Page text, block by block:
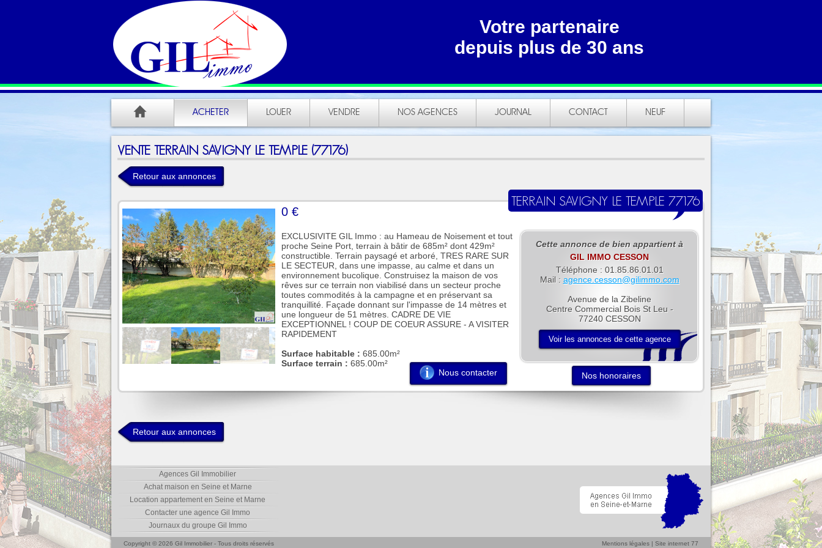
Votre partenaire
depuis plus de 30 ans
ACHETER LOUER VENDRE NOS AGENCES JOURNAL CONTACT NEUF
VENTE TERRAIN SAVIGNY LE TEMPLE (77176)
Retour aux annonces
TERRAIN SAVIGNY LE TEMPLE 77176
0 €
EXCLUSIVITE GIL Immo : au Hameau de Noisement et tout
proche Seine Port, terrain à bâtir de 685m² dont 429m²
constructible. Terrain paysagé et arboré, TRES RARE SUR
LE SECTEUR, dans une impasse, au calme et dans un
environnement bucolique. Construisez la maison de vos
rêves sur ce terrain non viabilisé dans un secteur proche
toutes commodités à la campagne et en préservant sa
tranquillité. Façade donnant sur l'impasse de 14 mètres et
une longueur de 51 mètres. CADRE DE VIE
EXCEPTIONNEL ! COUP DE COEUR ASSURE - A VISITER
RAPIDEMENT
Surface habitable : 685.00m²
Surface terrain : 685.00m²
Nous contacter
Cette annonce de bien appartient à
GIL IMMO CESSON
Téléphone : 01.85.86.01.01
Mail : agence.cesson@gilimmo.com
Avenue de la Zibeline
Centre Commercial Bois St Leu -
77240 CESSON
Nos honoraires
Retour aux annonces
Agences Gil Immobilier
Achat maison en Seine et Marne
Location appartement en Seine et Marne
Contacter une agence Gil Immo
Journaux du groupe Gil Immo
Copyright © 2026 Gil Immobilier - Tous droits réservés Mentions légales | Site internet 77